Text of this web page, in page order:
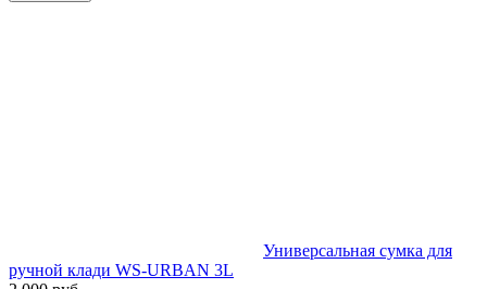
Универсальная сумка для
ручной клади WS-URBAN 3L